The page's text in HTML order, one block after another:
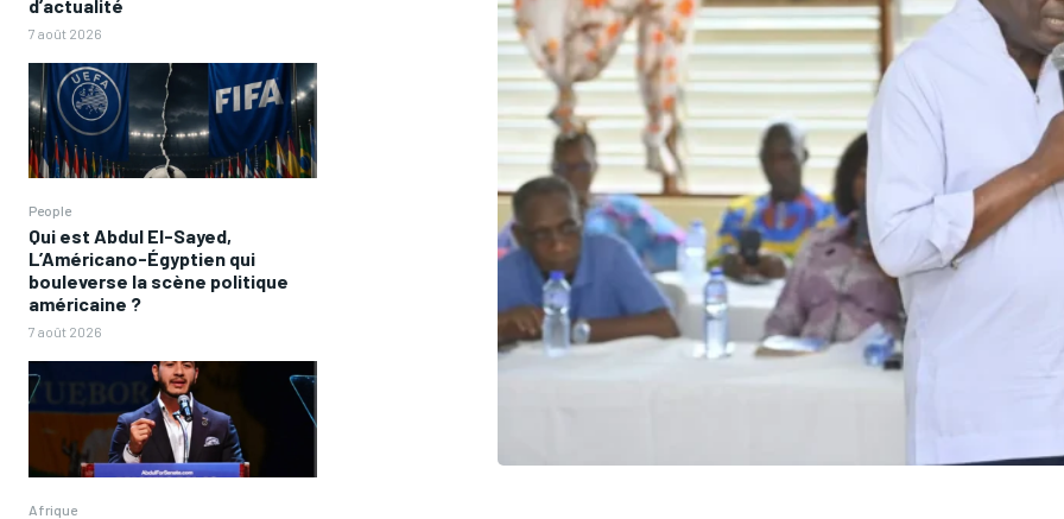
d’actualité
7 août 2026
People
Qui est Abdul El-Sayed,
L’Américano-Égyptien qui
bouleverse la scène politique
américaine ?
7 août 2026
Afrique